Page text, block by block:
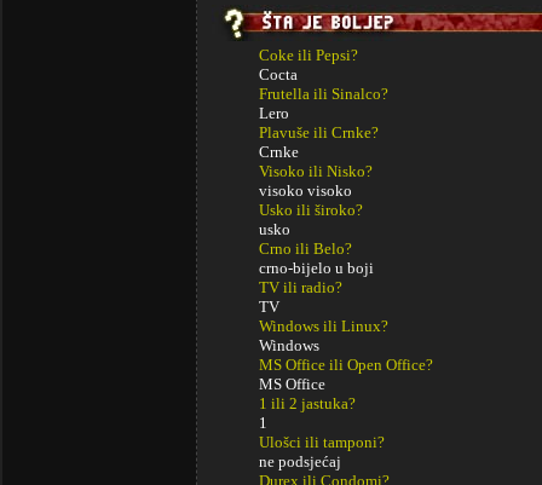
Coke ili Pepsi?
Cocta
Frutella ili Sinalco?
Lero
Plavuše ili Crnke?
Crnke
Visoko ili Nisko?
visoko visoko
Usko ili široko?
usko
Crno ili Belo?
crno-bijelo u boji
TV ili radio?
TV
Windows ili Linux?
Windows
MS Office ili Open Office?
MS Office
1 ili 2 jastuka?
1
Ulošci ili tamponi?
ne podsjećaj
Durex ili Condomi?